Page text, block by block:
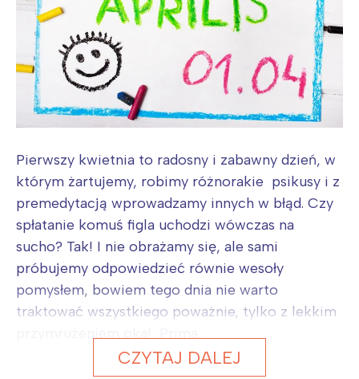
Pierwszy kwietnia to radosny i zabawny dzień, w
którym żartujemy, robimy różnorakie psikusy i z
premedytacją wprowadzamy innych w błąd. Czy
spłatanie komuś figla uchodzi wówczas na
sucho? Tak! I nie obrażamy się, ale sami
próbujemy odpowiedzieć równie wesoły
pomysłem, bowiem tego dnia nie warto
traktować wszystkiego poważnie, tylko z lekkim
CZYTAJ DALEJ